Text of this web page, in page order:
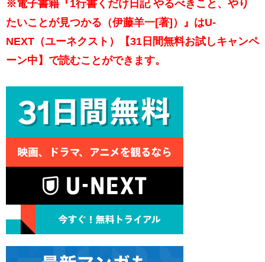
※電子書籍『1行書くだけ日記 やるべきこと、やり
たいことが見つかる（伊藤羊一[著]）』はU-
NEXT（ユーネクスト）【31日間無料お試しキャンペ
ーン中】で読むことができます。